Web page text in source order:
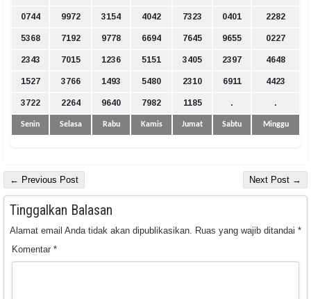
0744 9972 3154 4042 7323 0401 2282
5368 7192 9778 6694 7645 9655 0227
2343 7015 1236 5151 3405 2397 4648
1527 3766 1493 5480 2310 6911 4423
3722 2264 9640 7982 1185 . .
Senin Selasa Rabu Kamis Jumat Sabtu Minggu
← Previous Post Next Post →
Tinggalkan Balasan
Alamat email Anda tidak akan dipublikasikan. Ruas yang wajib ditandai *
Komentar *